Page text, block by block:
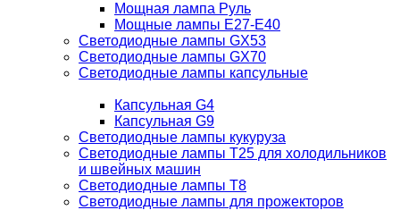
Мощная лампа Руль
Мощные лампы E27-E40
Светодиодные лампы GX53
Светодиодные лампы GX70
Светодиодные лампы капсульные
Капсульная G4
Капсульная G9
Светодиодные лампы кукуруза
Светодиодные лампы T25 для холодильников
и швейных машин
Светодиодные лампы T8
Светодиодные лампы для прожекторов